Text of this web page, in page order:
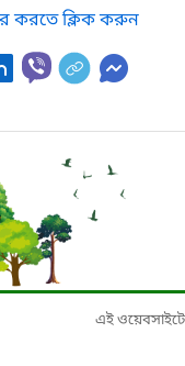
করতে ক্লিক করুন
এই ওয়েবসাইটে